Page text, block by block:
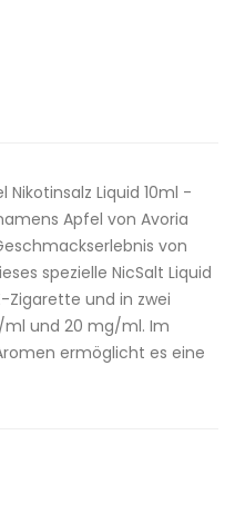
Liquid 10ml -
Apfel von Avoria
von
spezielle NicSalt Liquid
Zigarette und in zwei
ml und 20 mg/ml. Im
ermöglicht es eine